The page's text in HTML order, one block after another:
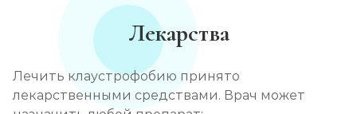
Лекарства
Лечить клаустрофобию принято
лекарственными средствами. Врач может